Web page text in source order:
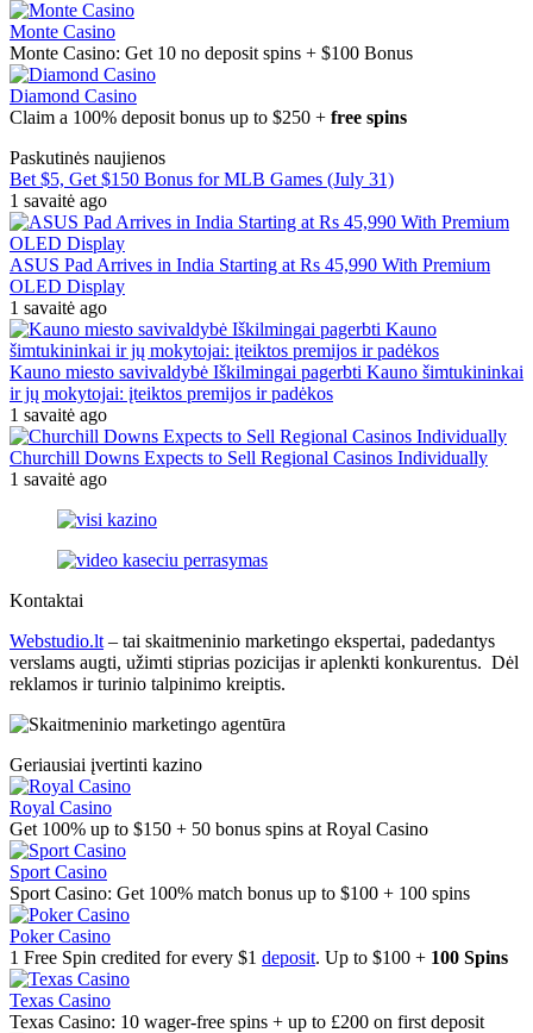
Monte Casino
Monte Casino: Get 10 no deposit spins + $100 Bonus
Diamond Casino
Claim a 100% deposit bonus up to $250 + free spins
Paskutinės naujienos
Bet $5, Get $150 Bonus for MLB Games (July 31)
1 savaitė ago
ASUS Pad Arrives in India Starting at Rs 45,990 With Premium
OLED Display
1 savaitė ago
Kauno miesto savivaldybė Iškilmingai pagerbti Kauno šimtukininkai
ir jų mokytojai: įteiktos premijos ir padėkos
1 savaitė ago
Churchill Downs Expects to Sell Regional Casinos Individually
1 savaitė ago
Kontaktai
Webstudio.lt – tai skaitmeninio marketingo ekspertai, padedantys
verslams augti, užimti stiprias pozicijas ir aplenkti konkurentus. Dėl
reklamos ir turinio talpinimo kreiptis.
Geriausiai įvertinti kazino
Royal Casino
Get 100% up to $150 + 50 bonus spins at Royal Casino
Sport Casino
Sport Casino: Get 100% match bonus up to $100 + 100 spins
Poker Casino
1 Free Spin credited for every $1 deposit. Up to $100 + 100 Spins
Texas Casino
Texas Casino: 10 wager-free spins + up to £200 on first deposit